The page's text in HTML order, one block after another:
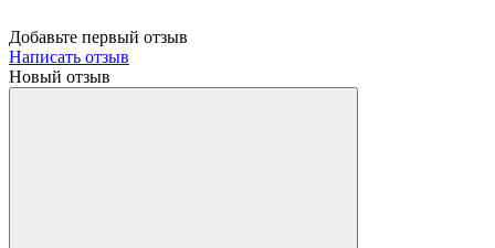
Добавьте первый отзыв
Написать отзыв
Новый отзыв